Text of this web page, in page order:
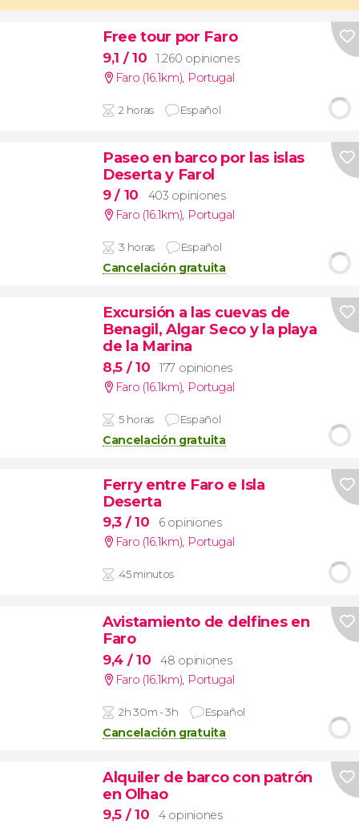
Free tour por Faro
9,1 / 10
1.260 opiniones
Faro (16.1km), Portugal
2 horas Español
Paseo en barco por las islas
Deserta y Farol
9/ 10
403 opiniones
Faro (16.1km), Portugal
3 horas Español
Cancelación gratuita
Excursión a las cuevas de
Benagil, Algar Seco y la playa
de la Marina
8,5 / 10
177 opiniones
Faro (16.1km), Portugal
5 horas Español
Cancelación gratuita
Ferry entre Faro e Isla
Deserta
9,3 / 10
6 opiniones
Faro (16.1km), Portugal
45 minutos
Avistamiento de delfines en
Faro
9,4 / 10
48 opiniones
Faro (16.1km), Portugal
2h 30m - 3h Español
Cancelación gratuita
Alquiler de barco con patrón
en Olhao
9,5 / 10
4 opiniones